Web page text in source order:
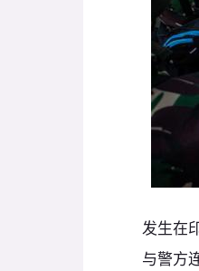
发生在
与警方